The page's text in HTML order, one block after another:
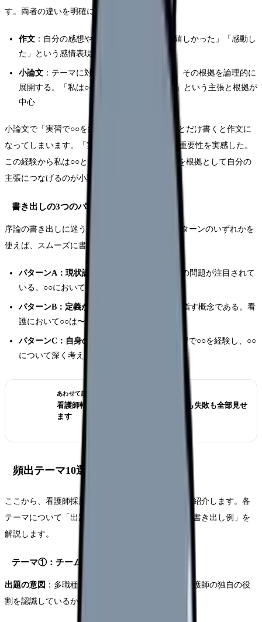
す。両者の違いを明確にしておきましょう。
作文 ：自分の感想や体験を自由に書く。「嬉しかった」「感動し
た」という感情表現が中心
小論文 ：テーマに対して自分の意見を述べ、その根拠を論理的に
展開する。「私は○○と考える。なぜなら〜」という主張と根拠が
中心
小論文で「実習で○○を経験して感動しました」とだけ書くと作文に
なってしまいます。「実習で○○を経験し、○○の重要性を実感した。
この経験から私は○○と考える」のように、経験を根拠として自分の
主張につなげるのが小論文の書き方です。
書き出しの3つのパターン
序論の書き出しに迷う人は多いです。以下の3パターンのいずれかを
使えば、スムーズに書き始められます。
パターンA：現状認識から始める
「近年、○○の問題が注目されて
いる。○○においても〜」
パターンB：定義から始める
「○○とは、○○を指す概念である。看
護において○○は〜」
パターンC：自身の経験から始める
「私は実習で○○を経験し、○○
について深く考えるようになった。」
あわせて読みたい
看護師転職のリアル体験談12選｜成功も失敗も全部見せ
ます
頻出テーマ10選と書き方のポイント
ここから、看護師採用試験で頻出するテーマを10個紹介します。各
テーマについて「出題の意図」「書くべき論点」「書き出し例」を
解説します。
テーマ①：チーム医療における看護師の役割
出題の意図 ：多職種連携の理解度と、その中での看護師の独自の役
割を認識しているかを問う。